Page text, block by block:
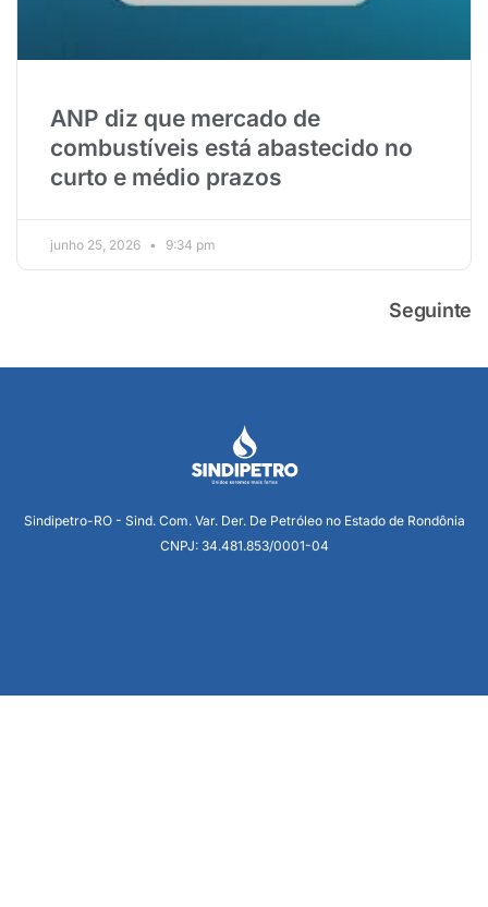
ANP diz que mercado de
combustíveis está abastecido no
curto e médio prazos
junho 25, 2026 9:34 pm
Seguinte
Sindipetro-RO - Sind. Com. Var. Der. De Petróleo no Estado de Rondônia
CNPJ: 34.481.853/0001-04